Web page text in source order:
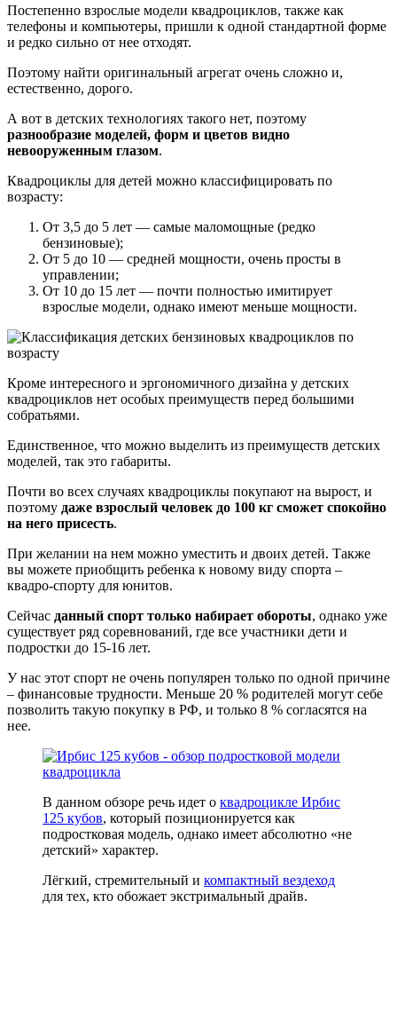
Постепенно взрослые модели квадроциклов, также как
телефоны и компьютеры, пришли к одной стандартной форме
и редко сильно от нее отходят.
Поэтому найти оригинальный агрегат очень сложно и,
естественно, дорого.
А вот в детских технологиях такого нет, поэтому
разнообразие моделей, форм и цветов видно
невооруженным глазом.
Квадроциклы для детей можно классифицировать по
возрасту:
От 3,5 до 5 лет — самые маломощные (редко
бензиновые);
От 5 до 10 — средней мощности, очень просты в
управлении;
От 10 до 15 лет — почти полностью имитирует
взрослые модели, однако имеют меньше мощности.
Кроме интересного и эргономичного дизайна у детских
квадроциклов нет особых преимуществ перед большими
собратьями.
Единственное, что можно выделить из преимуществ детских
моделей, так это габариты.
Почти во всех случаях квадроциклы покупают на вырост, и
поэтому даже взрослый человек до 100 кг сможет спокойно
на него присесть.
При желании на нем можно уместить и двоих детей. Также
вы можете приобщить ребенка к новому виду спорта –
квадро-спорту для юнитов.
Сейчас данный спорт только набирает обороты, однако уже
существует ряд соревнований, где все участники дети и
подростки до 15-16 лет.
У нас этот спорт не очень популярен только по одной причине
– финансовые трудности. Меньше 20 % родителей могут себе
позволить такую покупку в РФ, и только 8 % согласятся на
нее.
В данном обзоре речь идет о квадроцикле Ирбис
125 кубов, который позиционируется как
подростковая модель, однако имеет абсолютно «не
детский» характер.
Лёгкий, стремительный и компактный вездеход
для тех, кто обожает экстримальный драйв.